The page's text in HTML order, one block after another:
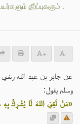
தீர்ப்புகளும் .
+ -
عن جابر بن عبد الله
وسلم يقول:
«مَنْ لَقِيَ اللهَ لَا يُشْرِكُ